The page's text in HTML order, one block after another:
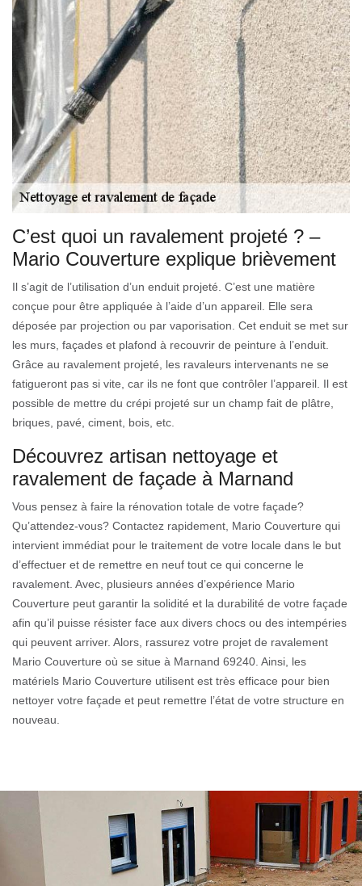
C’est quoi un ravalement projeté ? –
Mario Couverture explique brièvement
Il s’agit de l’utilisation d’un enduit projeté. C’est une matière
conçue pour être appliquée à l’aide d’un appareil. Elle sera
déposée par projection ou par vaporisation. Cet enduit se met sur
les murs, façades et plafond à recouvrir de peinture à l’enduit.
Grâce au ravalement projeté, les ravaleurs intervenants ne se
fatigueront pas si vite, car ils ne font que contrôler l’appareil. Il est
possible de mettre du crépi projeté sur un champ fait de plâtre,
briques, pavé, ciment, bois, etc.
Découvrez artisan nettoyage et
ravalement de façade à Marnand
Vous pensez à faire la rénovation totale de votre façade?
Qu’attendez-vous? Contactez rapidement, Mario Couverture qui
intervient immédiat pour le traitement de votre locale dans le but
d’effectuer et de remettre en neuf tout ce qui concerne le
ravalement. Avec, plusieurs années d’expérience Mario
Couverture peut garantir la solidité et la durabilité de votre façade
afin qu’il puisse résister face aux divers chocs ou des intempéries
qui peuvent arriver. Alors, rassurez votre projet de ravalement
Mario Couverture où se situe à Marnand 69240. Ainsi, les
matériels Mario Couverture utilisent est très efficace pour bien
nettoyer votre façade et peut remettre l’état de votre structure en
nouveau.